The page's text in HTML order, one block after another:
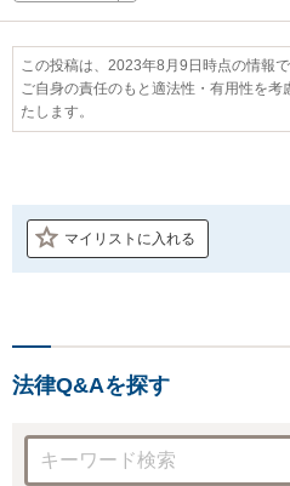
この投稿は、2023年8月9日時点の情報で
ご自身の責任のもと適法性・有用性を
たします。
マイリストに入れる
法律Q&Aを探す